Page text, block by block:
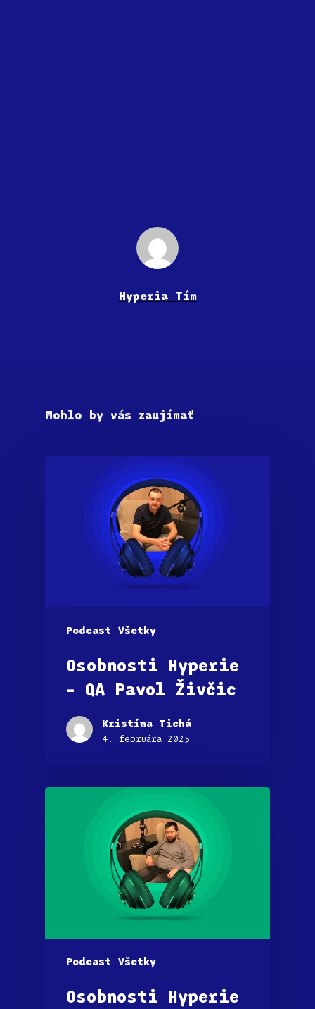
Hyperia Tím
Mohlo by vás zaujímať
Podcast Všetky
Osobnosti Hyperie
– QA Pavol Živčic
Kristína Tichá
4. februára 2025
Podcast Všetky
Osobnosti Hyperie